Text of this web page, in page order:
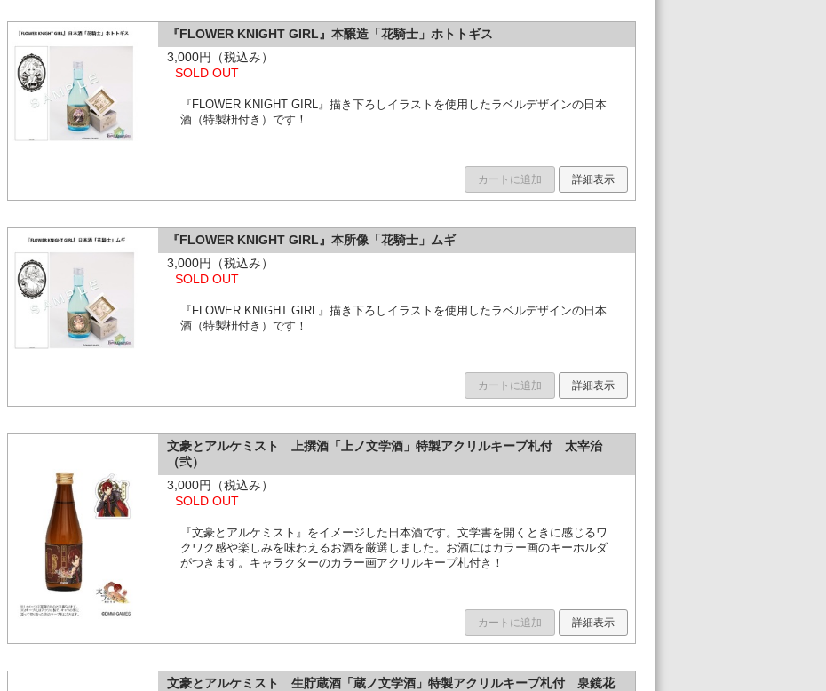
『FLOWER KNIGHT GIRL』本醸造「花騎士」ホトトギス
3,000円（税込み）
SOLD OUT
『FLOWER KNIGHT GIRL』描き下ろしイラストを使用したラベルデザインの日本
酒（特製枡付き）です！
カートに追加 詳細表示
『FLOWER KNIGHT GIRL』本所像「花騎士」ムギ
3,000円（税込み）
SOLD OUT
『FLOWER KNIGHT GIRL』描き下ろしイラストを使用したラベルデザインの日本
酒（特製枡付き）です！
カートに追加 詳細表示
文豪とアルケミスト 上撰酒「上ノ文学酒」特製アクリルキープ札付 太宰治
（弐）
3,000円（税込み）
SOLD OUT
『文豪とアルケミスト』をイメージした日本酒です。文学書を開くときに感じるワ
クワク感や楽しみを味わえるお酒を厳選しました。お酒にはカラー画のキーホルダ
がつきます。キャラクターのカラー画アクリルキープ札付き！
カートに追加 詳細表示
文豪とアルケミスト 生貯蔵酒「蔵ノ文学酒」特製アクリルキープ札付 泉鏡花